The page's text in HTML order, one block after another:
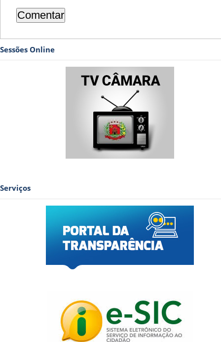
Sessões Online
Serviços